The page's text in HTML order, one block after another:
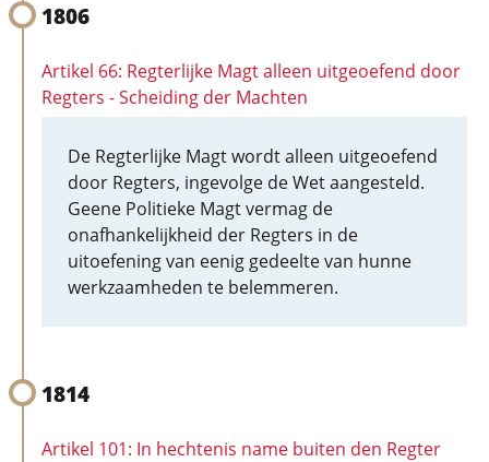
1806
Artikel 66: Regterlijke Magt alleen uitgeoefend door
Regters - Scheiding der Machten
De Regterlijke Magt wordt alleen uitgeoefend
door Regters, ingevolge de Wet aangesteld.
Geene Politieke Magt vermag de
onafhankelijkheid der Regters in de
uitoefening van eenig gedeelte van hunne
werkzaamheden te belemmeren.
1814
Artikel 101: In hechtenis name buiten den Regter